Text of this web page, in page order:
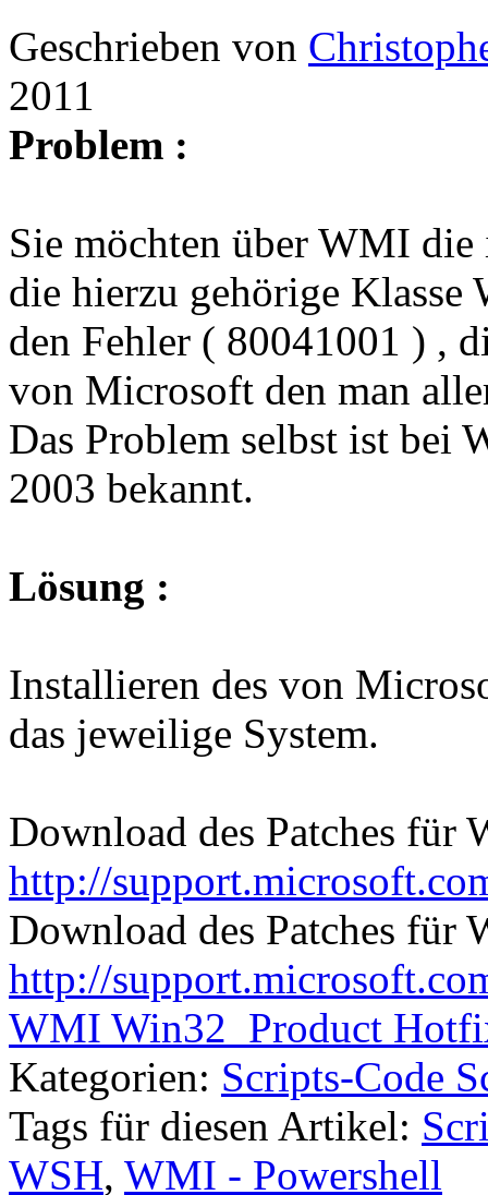
Geschrieben von
2011
Problem :
Sie möchten über WMI
die hierzu gehörige
den Fehler ( 80041001 ) ,
von Microsoft den man
Das Problem selbst ist bei
2003 bekannt.
Lösung :
Installieren des von
das jeweilige System.
Download des Patches für
http://
Download des Patches für
http://
WMI Win32_Product
Kategorien: Scripts-Code
Tags für diesen Artikel:
WSH, WMI - Powershell